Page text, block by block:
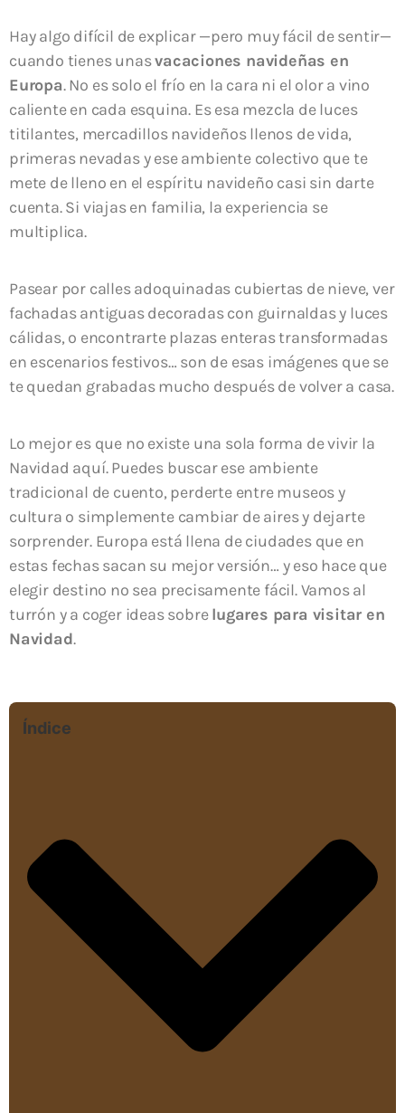
Hay algo difícil de explicar —pero muy fácil de sentir—
cuando tienes unasvacaciones navideñas en
Europa. No es solo el frío en la cara ni el olor a vino
caliente en cada esquina. Es esa mezcla de luces
titilantes, mercadillos navideños llenos de vida,
primeras nevadas y ese ambiente colectivo que te
mete de lleno en el espíritu navideño casi sin darte
cuenta. Si viajas en familia, la experiencia se
multiplica.
Pasear por calles adoquinadas cubiertas de nieve, ver
fachadas antiguas decoradas con guirnaldas y luces
cálidas, o encontrarte plazas enteras transformadas
en escenarios festivos… son de esas imágenes que se
te quedan grabadas mucho después de volver a casa.
Lo mejor es que no existe una sola forma de vivir la
Navidad aquí. Puedes buscar ese ambiente
tradicional de cuento, perderte entre museos y
cultura o simplemente cambiar de aires y dejarte
sorprender. Europa está llena de ciudades que en
estas fechas sacan su mejor versión… y eso hace que
elegir destino no sea precisamente fácil. Vamos al
turrón y a coger ideas sobrelugares para visitar en
Navidad.
Índice